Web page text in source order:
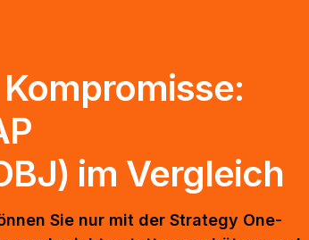
im Vergleich
Sie nur mit der Strategy One-